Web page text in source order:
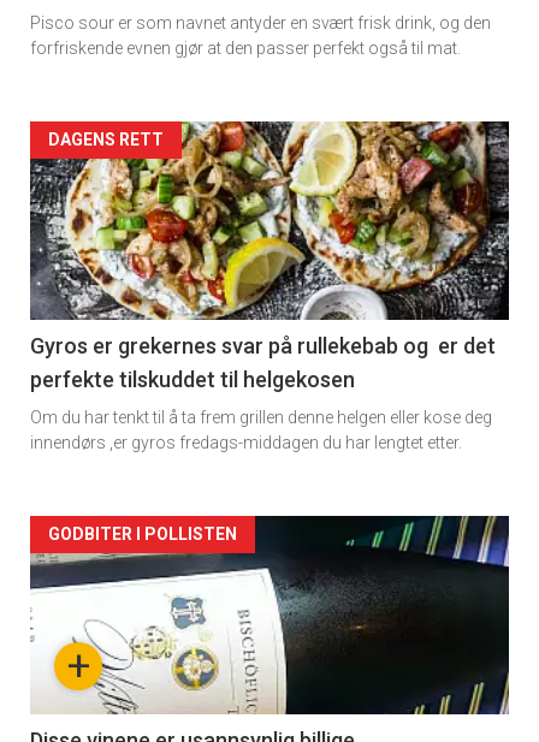
Pisco sour er som navnet antyder en svært frisk drink, og den
forfriskende evnen gjør at den passer perfekt også til mat.
Forsiden
akkurat
nå
-
2
DAGENS RETT
Gyros er grekernes svar på rullekebab og er det
perfekte tilskuddet til helgekosen
Om du har tenkt til å ta frem grillen denne helgen eller kose deg
innendørs ,er gyros fredags-middagen du har lengtet etter.
Forsiden
akkurat
nå+
GODBITER I POLLISTEN